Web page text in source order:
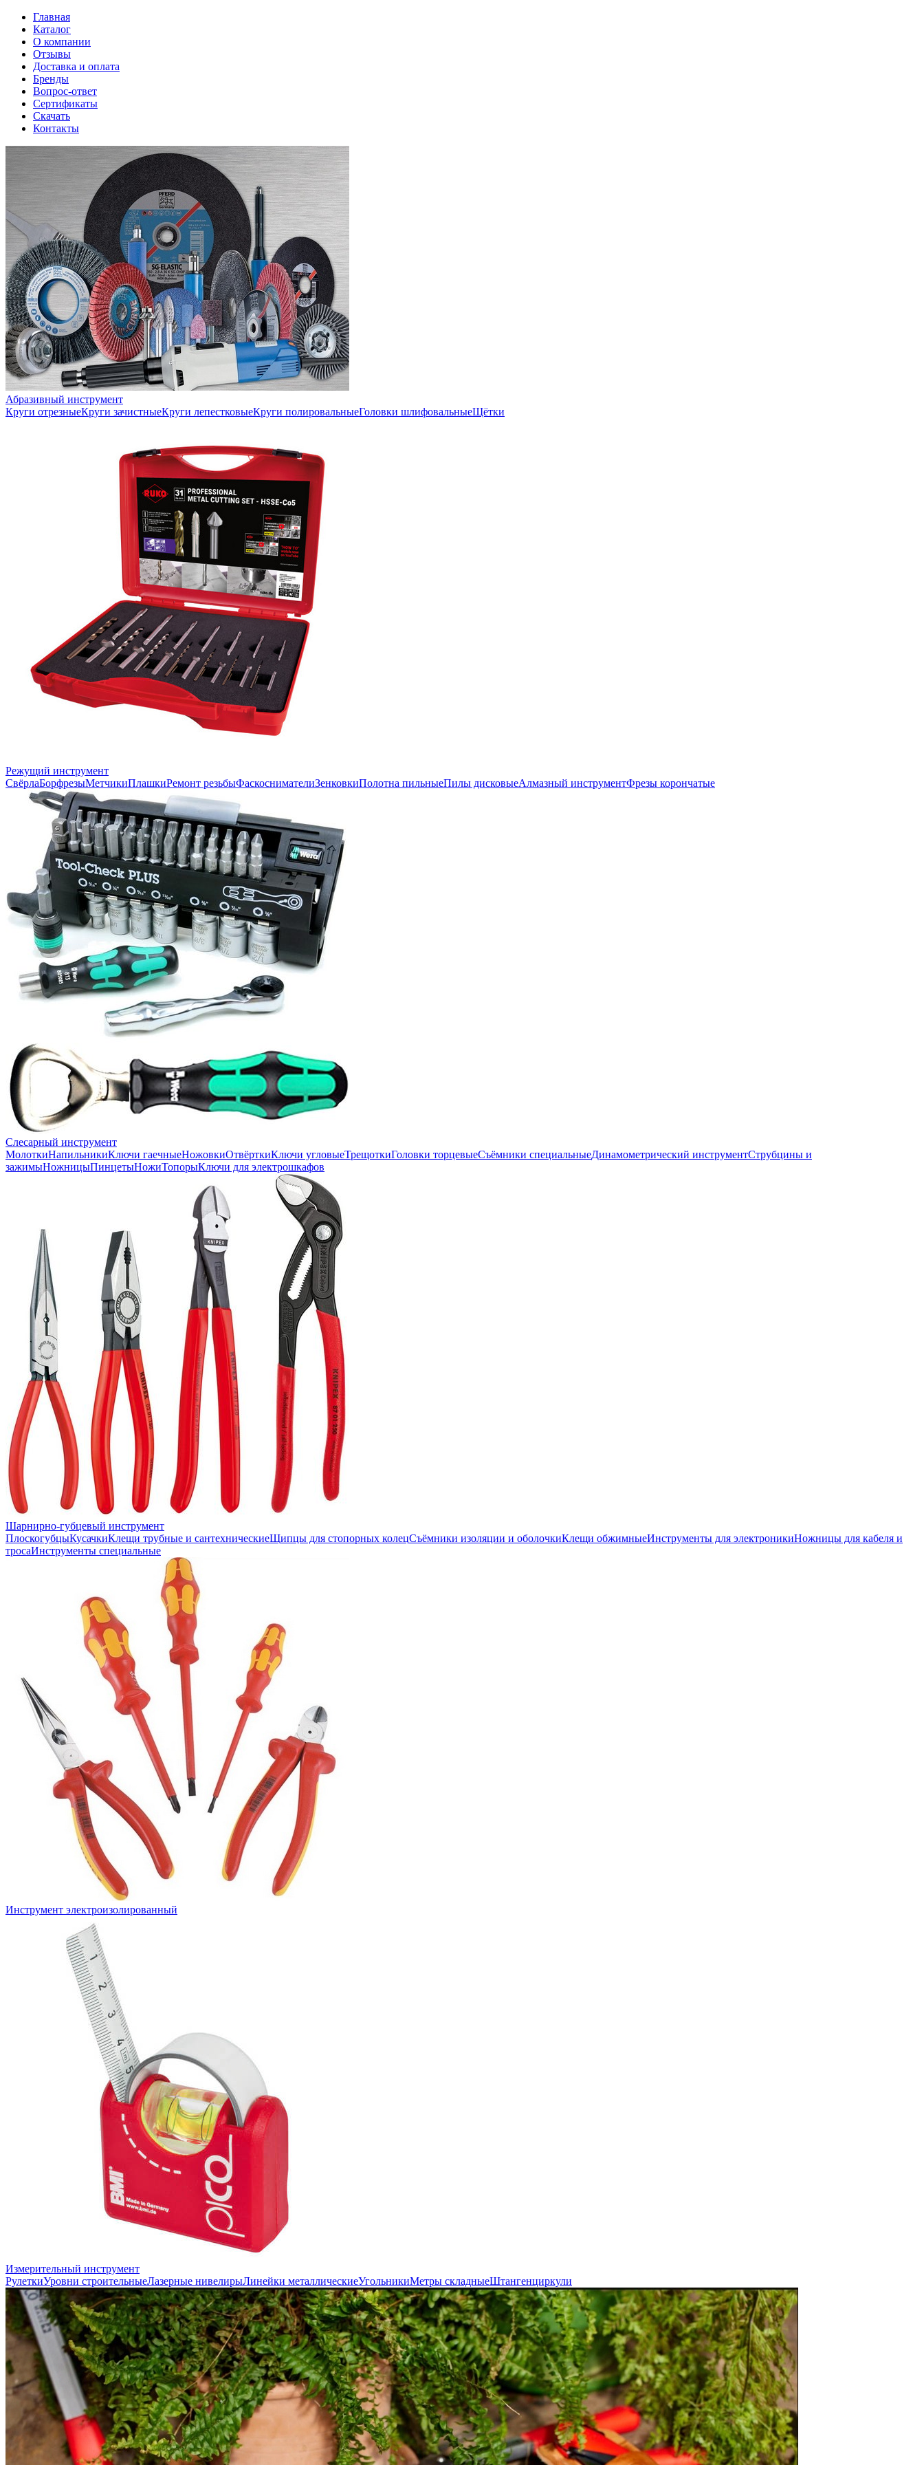
Главная
Каталог
О компании
Отзывы
Доставка и оплата
Бренды
Вопрос-ответ
Сертификаты
Скачать
Контакты
Абразивный инструмент
Круги отрезныеКруги зачистныеКруги лепестковыеКруги полировальныеГоловки шлифовальныеЩётки
Режущий инструмент
СвёрлаБорфрезыМетчикиПлашкиРемонт резьбыФаскоснимателиЗенковкиПолотна пильныеПилы дисковыеАлмазный инструментФрезы корончатые
Слесарный инструмент
МолоткиНапильникиКлючи гаечныеНожовкиОтвёрткиКлючи угловыеТрещоткиГоловки торцевыеСъёмники специальныеДинамометрический инструментСтрубцины и
зажимыНожницыПинцетыНожиТопорыКлючи для электрошкафов
Шарнирно-губцевый инструмент
ПлоскогубцыКусачкиКлещи трубные и сантехническиеЩипцы для стопорных колецСъёмники изоляции и оболочкиКлещи обжимныеИнструменты для электроникиНожницы для кабеля и
тросаИнструменты специальные
Инструмент электроизолированный
Измерительный инструмент
РулеткиУровни строительныеЛазерные нивелирыЛинейки металлическиеУгольникиМетры складныеШтангенциркули